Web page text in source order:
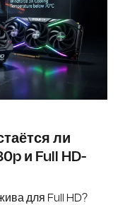
ли
и Full HD-
для Full HD?